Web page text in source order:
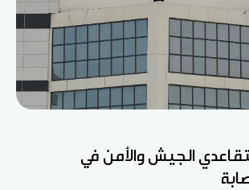
الجيش والأمن في